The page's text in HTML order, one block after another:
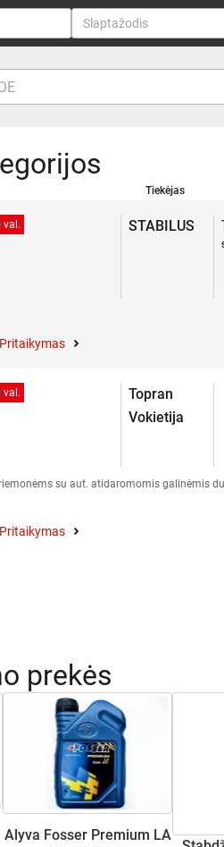
Tiekėjas
val. STABILUS
Pritaikymas
val.
Topran
Vokietija
su aut. atidaromomis galinėmis
Pritaikymas
prekės
Alyva Fosser Premium LA